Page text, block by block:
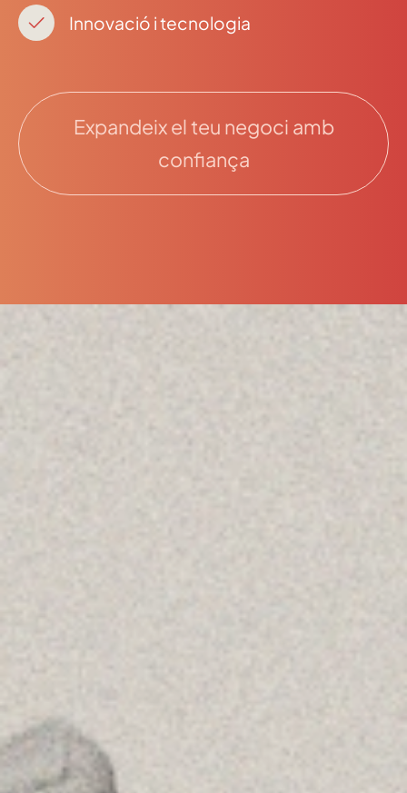
Innovació i tecnologia
Expandeix el teu negoci amb
confiança